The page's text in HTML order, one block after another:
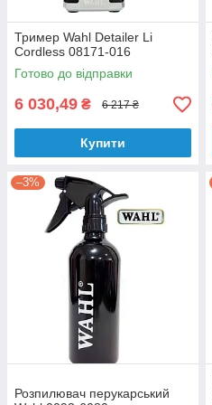
Тример Wahl Detailer Li
Cordless 08171-016
Готово до відправки
6 030,49 ₴ 6 217 ₴
Купити
–3%
Розпилювач перукарський